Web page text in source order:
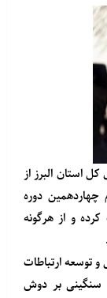
استان البرز از
دوره
و از هرگونه
توسعه ارتباطات
سنگینی بر دوش